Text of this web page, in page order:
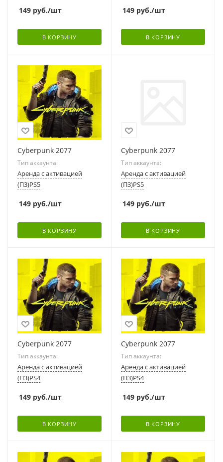
149 руб./шт
В КОРЗИНУ
149 руб./шт
В КОРЗИНУ
Cyberpunk 2077
Тип аккаунта:
Аренда с активацией
(П3)PS5
149 руб./шт
В КОРЗИНУ
Cyberpunk 2077
Тип аккаунта:
Аренда с активацией
(П3)PS5
149 руб./шт
В КОРЗИНУ
Cyberpunk 2077
Тип аккаунта:
Аренда с активацией
(П3)PS4
149 руб./шт
В КОРЗИНУ
Cyberpunk 2077
Тип аккаунта:
Аренда с активацией
(П3)PS4
149 руб./шт
В КОРЗИНУ